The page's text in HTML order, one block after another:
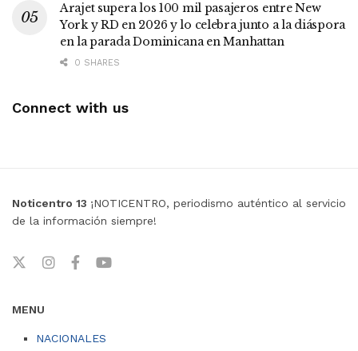
Arajet supera los 100 mil pasajeros entre New
York y RD en 2026 y lo celebra junto a la diáspora
en la parada Dominicana en Manhattan
0 SHARES
Connect with us
Noticentro 13 ¡NOTICENTRO, periodismo auténtico al servicio
de la información siempre!
MENU
NACIONALES